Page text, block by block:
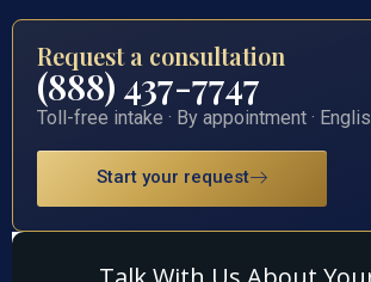
Request a consultation
(888) 437-7747
Toll-free intake · By appointment ·
Start your request